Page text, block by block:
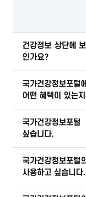
건강정보 상단에
인가요?
국가건강정보포
어떤 혜택이 있는
국가건강정보포
싶습니다.
국가건강정보포
사용하고 싶습니